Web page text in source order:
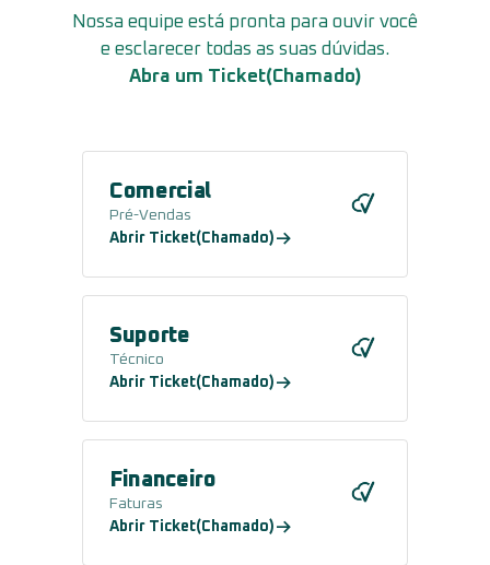
Nossa equipe está pronta para ouvir você
e esclarecer todas as suas dúvidas.
Abra um Ticket(Chamado)
Comercial
Pré-Vendas
Abrir Ticket(Chamado)
Suporte
Técnico
Abrir Ticket(Chamado)
Financeiro
Faturas
Abrir Ticket(Chamado)